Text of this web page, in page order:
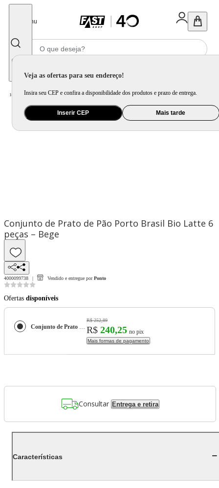
Menu
Veja as ofertas para seu endereço!
Insira seu CEP e confira a disponibilidade dos produtos e prazo de entrega.
Inserir CEP Mais tarde
Home Utilidade Doméstica Mesa / Aparelho de Jantar e Prato Avulso
Conjunto de Prato de Pão Porto Brasil Bio Latte 6
peças – Bege
4000099738 Vendido e entregue por Ponto
Ofertas disponíveis
Conjunto de Prato de Pão Porto Brasil Bio Latte 6 peças – Bege
R$ 252,89
R$ 240,25 no pix
Mais formas de pagamento
Consultar Entrega e retira
Características